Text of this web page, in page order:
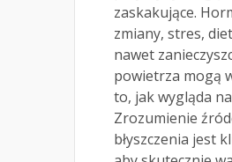
zaskakujące.
zmiany, stres,
nawet
powietrza mogą
to, jak wygląda
Zrozumienie
błyszczenia jest